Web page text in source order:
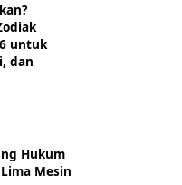
untuk
dan
Hukum
Mesin